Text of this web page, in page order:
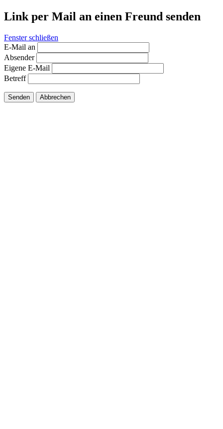
Link per Mail an einen Freund senden
Fenster schließen
E-Mail an
Absender
Eigene E-Mail
Betreff
Senden Abbrechen